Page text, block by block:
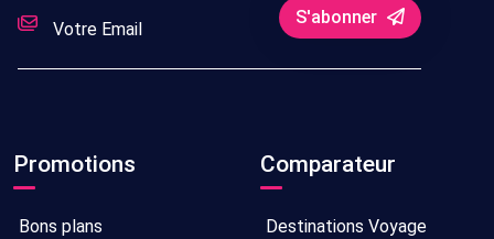
S'abonner
Promotions
Bons plans
Comparateur
Destinations Voyage